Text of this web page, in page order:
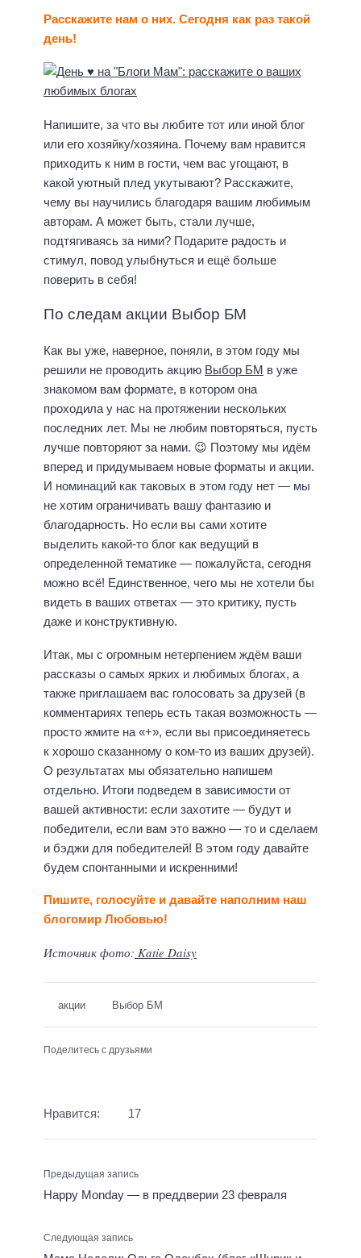
Расскажите нам о них. Сегодня как раз такой
день!
Напишите, за что вы любите тот или иной блог
или его хозяйку/хозяина. Почему вам нравится
приходить к ним в гости, чем вас угощают, в
какой уютный плед укутывают? Расскажите,
чему вы научились благодаря вашим любимым
авторам. А может быть, стали лучше,
подтягиваясь за ними? Подарите радость и
стимул, повод улыбнуться и ещё больше
поверить в себя!
По следам акции Выбор БМ
Как вы уже, наверное, поняли, в этом году мы
решили не проводить акцию Выбор БМ в уже
знакомом вам формате, в котором она
проходила у нас на протяжении нескольких
последних лет. Мы не любим повторяться, пусть
лучше повторяют за нами. 😉 Поэтому мы идём
вперед и придумываем новые форматы и акции.
И номинаций как таковых в этом году нет — мы
не хотим ограничивать вашу фантазию и
благодарность. Но если вы сами хотите
выделить какой-то блог как ведущий в
определенной тематике — пожалуйста, сегодня
можно всё! Единственное, чего мы не хотели бы
видеть в ваших ответах — это критику, пусть
даже и конструктивную.
Итак, мы с огромным нетерпением ждём ваши
рассказы о самых ярких и любимых блогах, а
также приглашаем вас голосовать за друзей (в
комментариях теперь есть такая возможность —
просто жмите на «+», если вы присоединяетесь
к хорошо сказанному о ком-то из ваших друзей).
О результатах мы обязательно напишем
отдельно. Итоги подведем в зависимости от
вашей активности: если захотите — будут и
победители, если вам это важно — то и сделаем
и бэджи для победителей! В этом году давайте
будем спонтанными и искренними!
Пишите, голосуйте и давайте наполним наш
блогомир Любовью!
Источник фото: Katie Daisy
акции Выбор БМ
Поделитесь с друзьями
Нравится: 17
Предыдущая запись
Happy Monday — в преддверии 23 февраля
Следующая запись